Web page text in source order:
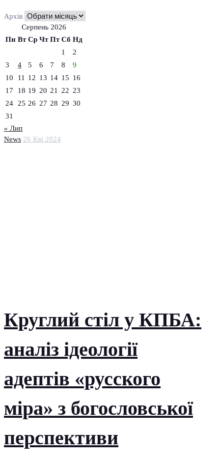
News 26 Кві 2024
Круглий стіл у КПБА:
аналіз ідеології
адептів «русского
міра» з богословської
перспективи
Архів
Серпень 2026
Пн Вт Ср Чт Пт Сб Нд
1
2
3
4 5 6 7 8
9
10
11 12 13 14 15 16
17
18 19 20 21 22 23
24
25 26 27 28 29 30
31
« Лип